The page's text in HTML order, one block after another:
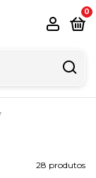
0
28 produtos